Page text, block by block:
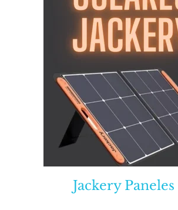
Jackery Paneles